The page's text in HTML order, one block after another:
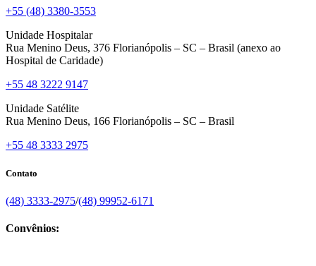
+55 (48) 3380-3553
Unidade Hospitalar
Rua Menino Deus, 376 Florianópolis – SC – Brasil (anexo ao
Hospital de Caridade)
+55 48 3222 9147
Unidade Satélite
Rua Menino Deus, 166 Florianópolis – SC – Brasil
+55 48 3333 2975
Contato
(48) 3333-2975/(48) 99952-6171
Convênios: